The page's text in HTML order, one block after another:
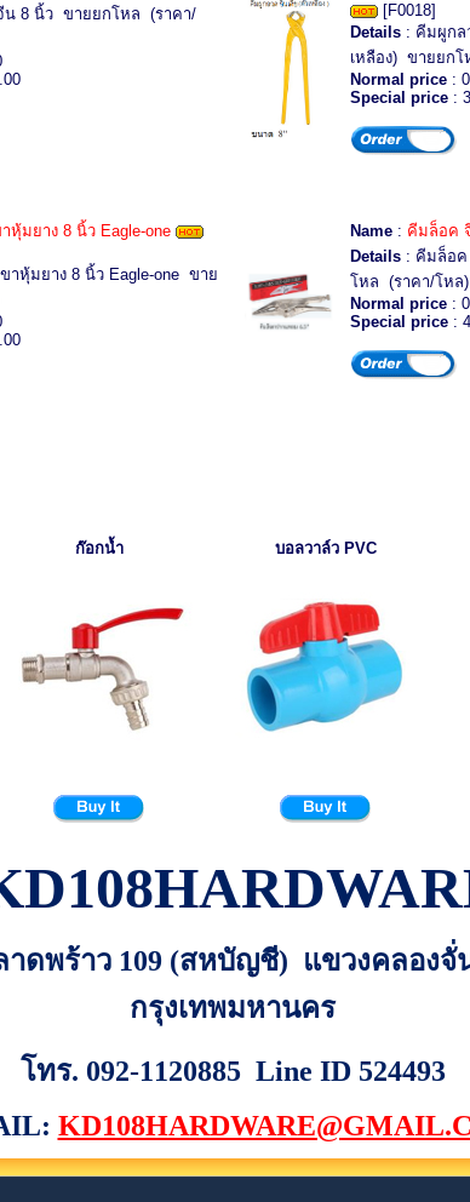
น 8 นิ้ว ขายยกโหล (ราคา/
[F0018]
Details : คีมผูกล
เหลือง) ขายยก
Normal price :
Special price :
หุ้มยาง 8 นิ้ว Eagle-one
าหุ้มยาง 8 นิ้ว Eagle-one ขาย
Name : คีมล็อค
Details : คีมล็อ
โหล (ราคา/โหล)
Normal price :
Special price :
ก๊อกน้ำ บอลวาล์ว PVC
ดพร้าว 109 (สหบัญชี) แขวงคลองจั่
กรุงเทพมหานคร
โทร. 092-1120885 Line ID 524493